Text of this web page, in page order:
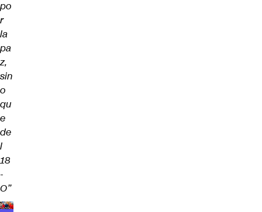
po
r
la
pa
z,
sin
o
qu
e
de
l
18
-
O”